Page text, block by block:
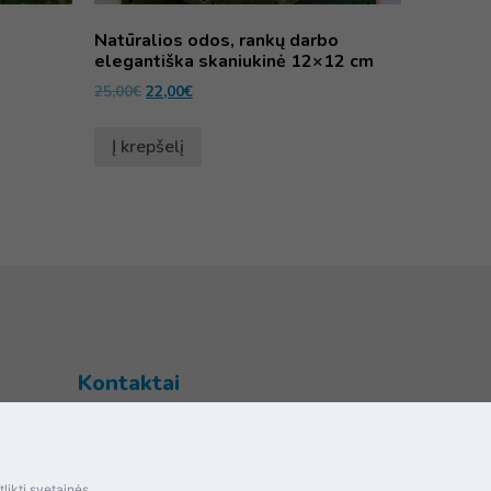
Natūralios odos, rankų darbo
elegantiška skaniukinė 12×12 cm
25,00€ 22,00€
Į krepšelį
Kontaktai